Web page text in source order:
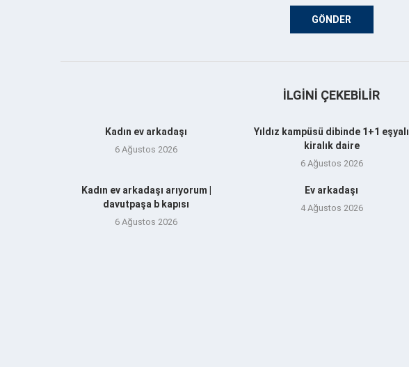
İLGINI ÇEKEBILIR
Kadın ev arkadaşı
6 Ağustos 2026
Yıldız kampüsü dibinde 1+1 eşyalı
kiralık daire
6 Ağustos 2026
Kadın ev arkadaşı arıyorum |
davutpaşa b kapısı
6 Ağustos 2026
Ev arkadaşı
4 Ağustos 2026